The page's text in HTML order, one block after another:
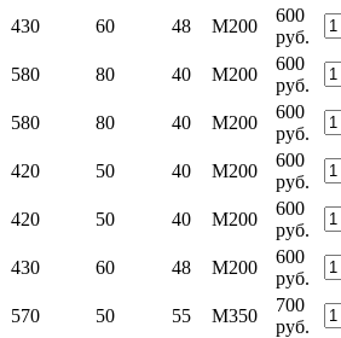
430 60 48 М200
600
руб.
580 80 40 М200
600
руб.
580 80 40 М200
600
руб.
420 50 40 М200
600
руб.
420 50 40 М200
600
руб.
430 60 48 М200
600
руб.
570 50 55 М350
700
руб.